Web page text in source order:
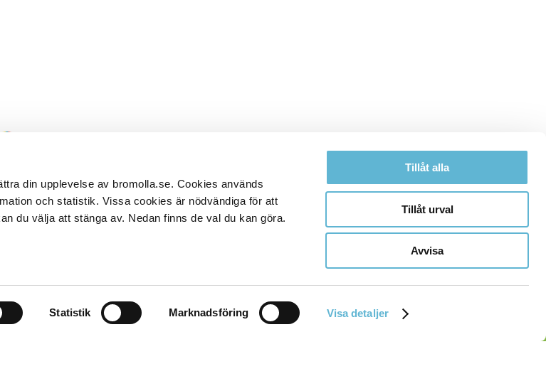
din upplevelse av bromolla.se. Cookies används
och statistik. Vissa cookies är nödvändiga för att
du välja att stänga av. Nedan finns de val du kan göra.
Statistik Marknadsföring Visa detaljer
Tillåt alla
Tillåt urval
Avvisa